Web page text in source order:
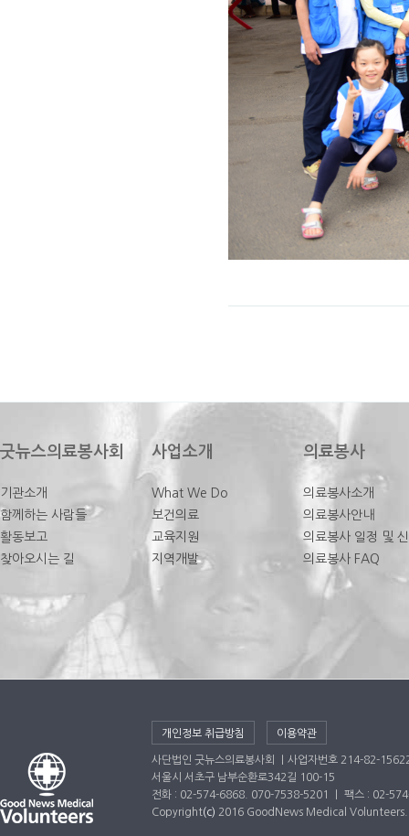
굿뉴스의료봉사회
기관소개
함께하는 사람들
활동보고
찾아오시는 길
사업소개
What We Do
보건의료
교육지원
지역개발
의료봉사
의료봉사소개
의료봉사안내
의료봉사 일정 및
의료봉사 FAQ
개인정보 취급방침 이용약관
사단법인 굿뉴스의료봉사회 ｜사업자번호 214-82-
서울시 서초구 남부순환로342길 100-15
전화 : 02-574-6868. 070-7538-5201 ｜ 팩스 : 02-
Copyright(c) 2016 GoodNews Medical